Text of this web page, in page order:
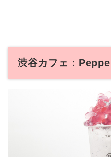
渋谷カフェ：